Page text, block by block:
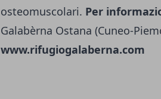
osteomuscolari. Per
Galabèrna Ostana (Cuneo-
www.rifugiogalaberna.com